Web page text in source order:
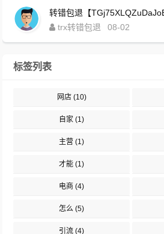
trx转错包退
08-02
标签列表
网店(10)
自家 (1)
主营 (1)
才能 (1)
电商 (4)
怎么 (5)
引流 (4)